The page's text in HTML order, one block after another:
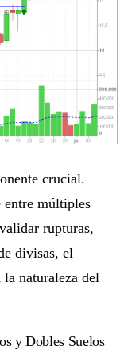
crucial.
entre múltiples
rupturas,
divisas, el
naturaleza del
y Dobles Suelos